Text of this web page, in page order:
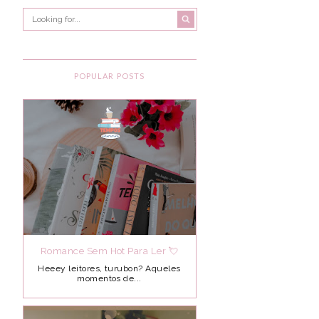
POPULAR POSTS
Romance Sem Hot Para Ler 💘
Heeey leitores, turubon? Aqueles
momentos de...